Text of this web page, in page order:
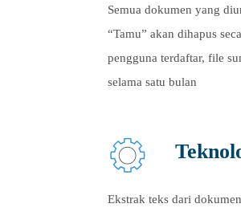
Semua dokumen yang
“Tamu” akan dihapus
pengguna terdaftar, file
selama satu bulan
Ekstrak teks dari